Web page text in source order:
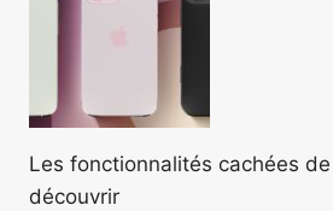
Les fonctionnalités cachées
découvrir